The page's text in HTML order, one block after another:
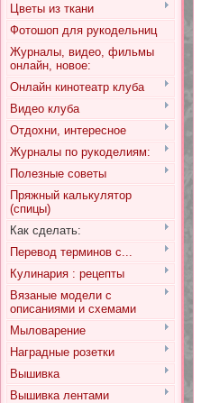
Цветы из ткани
Фотошоп для рукодельниц
Журналы, видео, фильмы
онлайн, новое:
Онлайн кинотеатр клуба
Видео клуба
Отдохни, интересное
Журналы по рукоделиям:
Полезные советы
Пряжный калькулятор
(спицы)
Как сделать:
Перевод терминов с...
Кулинария : рецепты
Вязаные модели с
описаниями и схемами
Мыловарение
Наградные розетки
Вышивка
Вышивка лентами